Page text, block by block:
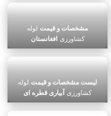
مشخصات و قیمت لوله
کشاورزی افغانستان
لیست مشخصات و قیمت لوله
کشاورزی
آبیاری قطره ای